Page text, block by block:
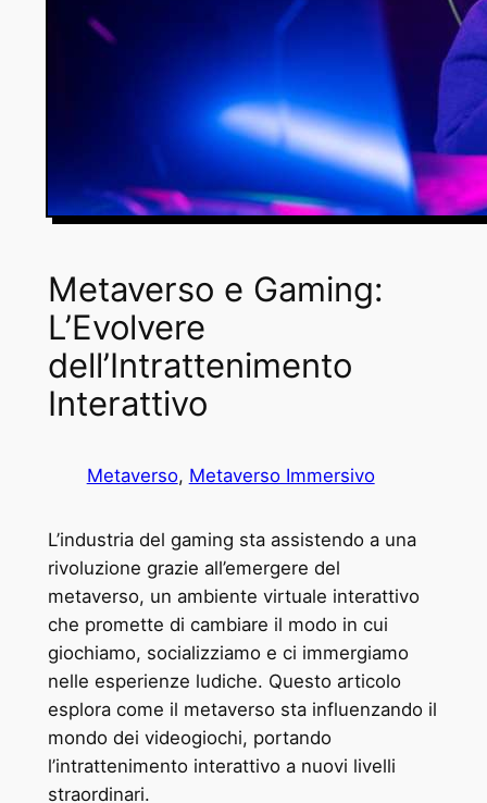
Metaverso e Gaming:
L’Evolvere
dell’Intrattenimento
Interattivo
Metaverso, Metaverso Immersivo
L’industria del gaming sta assistendo a una
rivoluzione grazie all’emergere del
metaverso, un ambiente virtuale interattivo
che promette di cambiare il modo in cui
giochiamo, socializziamo e ci immergiamo
nelle esperienze ludiche. Questo articolo
esplora come il metaverso sta influenzando il
mondo dei videogiochi, portando
l’intrattenimento interattivo a nuovi livelli
straordinari.